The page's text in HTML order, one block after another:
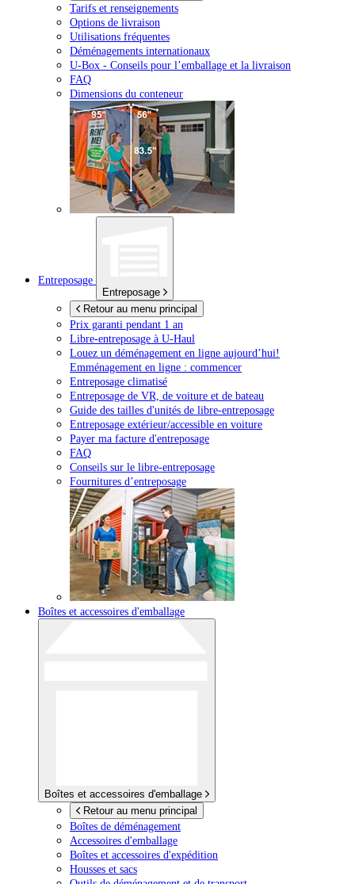
Tarifs et renseignements
Options de livraison
Utilisations fréquentes
Déménagements internationaux
U-Box - Conseils pour l’emballage et la livraison
FAQ
Dimensions du conteneur
Entreposage
Entreposage
Retour au menu principal
Prix garanti pendant 1 an
Libre-entreposage à U-Haul
Louez un déménagement en ligne aujourd’hui!
Emménagement en ligne : commencer
Entreposage climatisé
Entreposage de VR, de voiture et de bateau
Guide des tailles d'unités de libre-entreposage
Entreposage extérieur/accessible en voiture
Payer ma facture d'entreposage
FAQ
Conseils sur le libre-entreposage
Fournitures d’entreposage
Boîtes et accessoires d'emballage
Boîtes et accessoires d'emballage
Retour au menu principal
Boîtes de déménagement
Accessoires d'emballage
Boîtes et accessoires d'expédition
Housses et sacs